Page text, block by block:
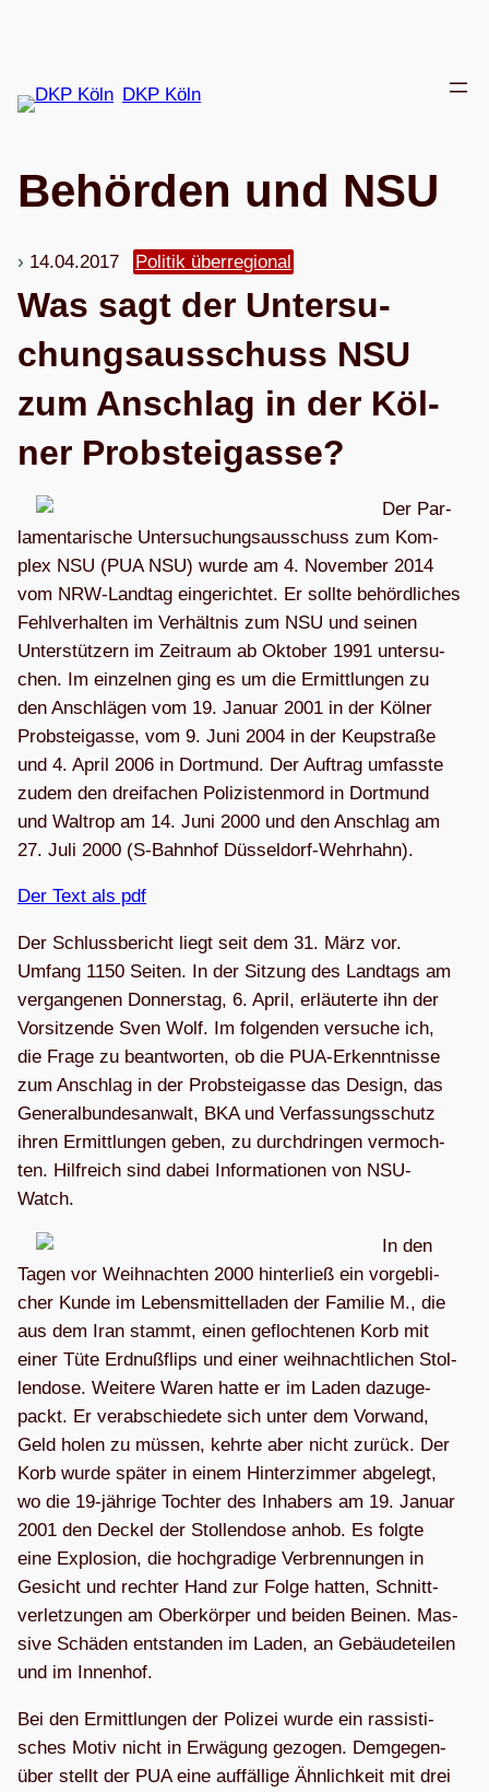
springen
DKP Köln
Behör­den und NSU
14.04.2017 Politik überregional
Was sagt der Unter­su­
chungs­aus­schuss NSU
zum Anschlag in der Köl­
ner Probsteigasse?
Der Par­
la­men­ta­ri­sche Unter­su­chungs­aus­schuss zum Kom­
plex NSU (PUA NSU) wurde am 4. Novem­ber 2014
vom NRW-Land­tag ein­ge­rich­tet. Er sollte behörd­li­ches
Fehl­ver­hal­ten im Ver­hält­nis zum NSU und sei­nen
Unter­stüt­zern im Zeit­raum ab Okto­ber 1991 unter­su­
chen. Im ein­zel­nen ging es um die Ermitt­lun­gen zu
den Anschlä­gen vom 19. Januar 2001 in der Köl­ner
Prob­stei­gasse, vom 9. Juni 2004 in der Keup­straße
und 4. April 2006 in Dort­mund. Der Auf­trag umfasste
zudem den drei­fa­chen Poli­zis­ten­mord in Dort­mund
und Wal­trop am 14. Juni 2000 und den Anschlag am
27. Juli 2000 (S‑Bahnhof Düsseldorf-Wehrhahn).
Der Text als pdf
Der Schluss­be­richt liegt seit dem 31. März vor.
Umfang 1150 Sei­ten. In der Sit­zung des Land­tags am
ver­gan­ge­nen Don­ners­tag, 6. April, erläu­terte ihn der
Vor­sit­zende Sven Wolf. Im fol­gen­den ver­su­che ich,
die Frage zu beant­wor­ten, ob die PUA-Erkennt­nisse
zum Anschlag in der Prob­stei­gasse das Design, das
Gene­ral­bun­des­an­walt, BKA und Ver­fas­sungs­schutz
ihren Ermitt­lun­gen geben, zu durch­drin­gen ver­moch­
ten. Hilf­reich sind dabei Infor­ma­tio­nen von NSU-
Watch.
In den
Tagen vor Weih­nach­ten 2000 hin­ter­ließ ein vor­geb­li­
cher Kunde im Lebens­mit­tel­la­den der Fami­lie M., die
aus dem Iran stammt, einen gefloch­te­nen Korb mit
einer Tüte Erd­nuß­flips und einer weih­nacht­li­chen Stol­
len­dose. Wei­tere Waren hatte er im Laden dazu­ge­
packt. Er ver­ab­schie­dete sich unter dem Vor­wand,
Geld holen zu müs­sen, kehrte aber nicht zurück. Der
Korb wurde spä­ter in einem Hin­ter­zim­mer abge­legt,
wo die 19-jäh­rige Toch­ter des Inha­bers am 19. Januar
2001 den Deckel der Stol­len­dose anhob. Es folgte
eine Explo­sion, die hoch­gra­dige Ver­bren­nun­gen in
Gesicht und rech­ter Hand zur Folge hat­ten, Schnitt­
ver­let­zun­gen am Ober­kör­per und bei­den Bei­nen. Mas­
sive Schä­den ent­stan­den im Laden, an Gebäu­de­tei­len
und im Innenhof.
Bei den Ermitt­lun­gen der Poli­zei wurde ein ras­sis­ti­
sches Motiv nicht in Erwä­gung gezo­gen. Dem­ge­gen­
über stellt der PUA eine auf­fäl­lige Ähn­lich­keit mit drei